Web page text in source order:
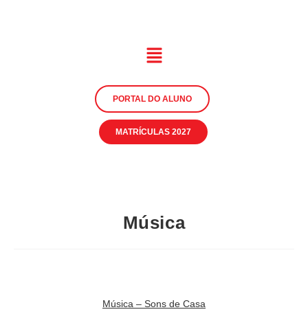
PORTAL DO ALUNO
MATRÍCULAS 2027
Música
Música – Sons de Casa